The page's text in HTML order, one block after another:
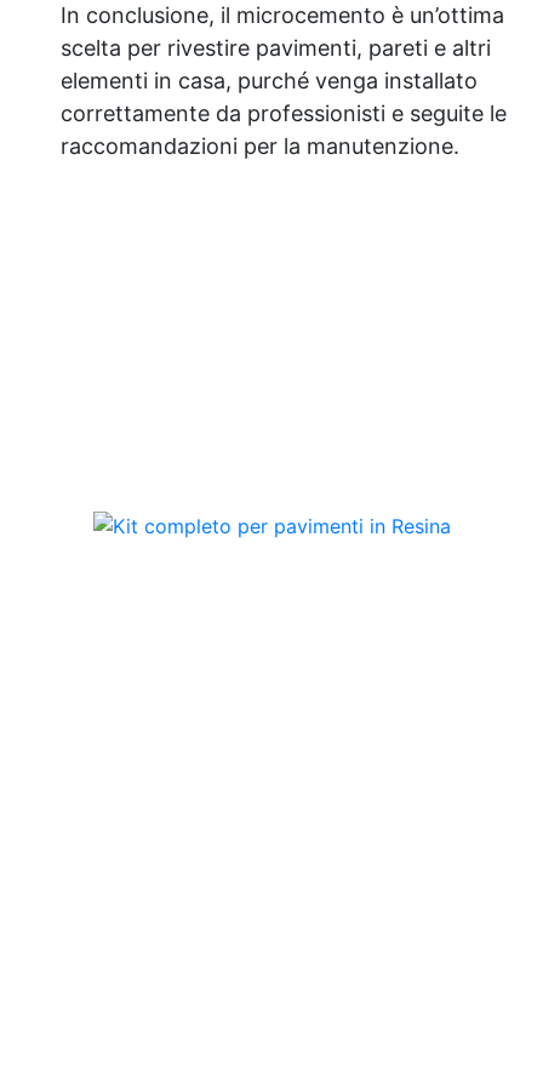
In conclusione, il microcemento è un’ottima
scelta per rivestire pavimenti, pareti e altri
elementi in casa, purché venga installato
correttamente da professionisti e seguite le
raccomandazioni per la manutenzione.